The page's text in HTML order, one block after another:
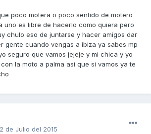
poco motera o poco sentido de motero
uno es libre de hacerlo como quiera pero
chulo eso de juntarse y hacer amigos dar
gente cuando vengas a ibiza ya sabes mp
seguro que vamos jejeje y mi chica y yo
la moto a palma asi que si vamos ya te
de Julio del 2015